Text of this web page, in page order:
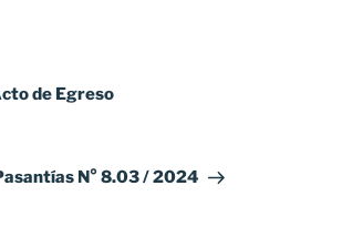
de Egreso
N° 8.03 / 2024